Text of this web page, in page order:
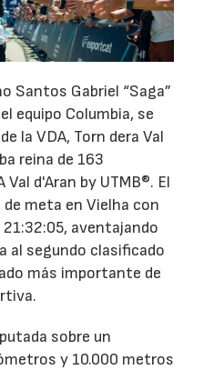
Santos Gabriel “Saga”
equipo Columbia, se
la VDA, Torn dera Val
reina de 163
d'Aran by UTMB®. El
meta en Vielha con
aventajando
al segundo clasificado
más importante de
sobre un
y 10.000 metros